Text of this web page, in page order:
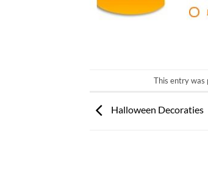
This entry was
Halloween Decoraties